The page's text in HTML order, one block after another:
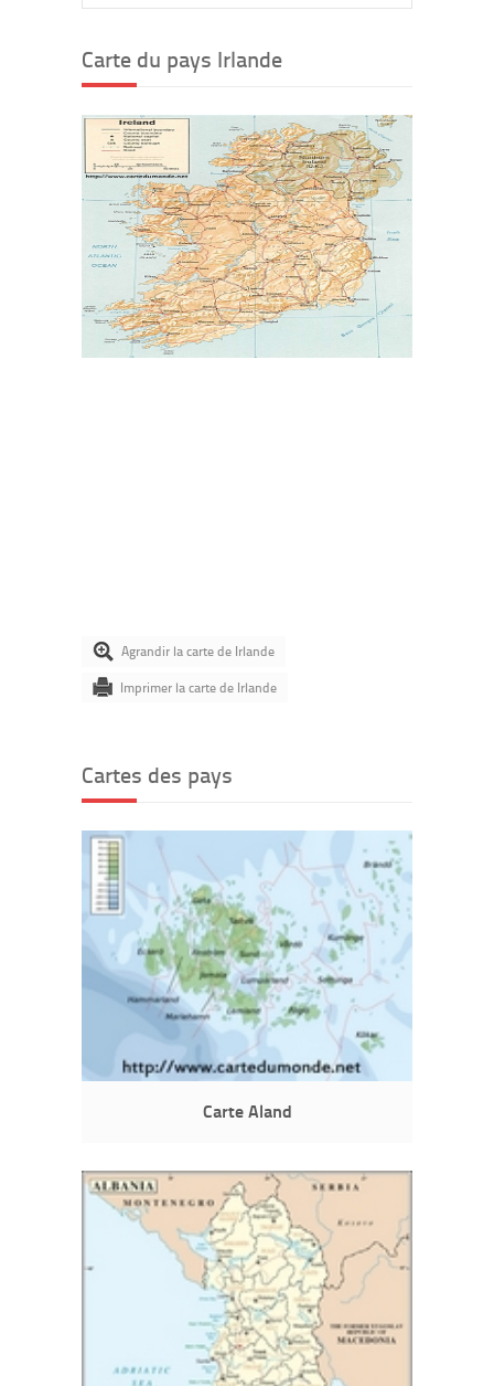
Carte du pays Irlande
Agrandir la carte de Irlande
Imprimer la carte de Irlande
Cartes des pays
Carte Aland